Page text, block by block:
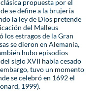
propuesta por el
se define a la brujería
la ley de Dios pretende
del Malleus
los estragos de la Gran
se dieron en Alemania,
hubo episodios
siglo XVII había cesado
tuvo un momento
se celebró en 1692 el
1999).